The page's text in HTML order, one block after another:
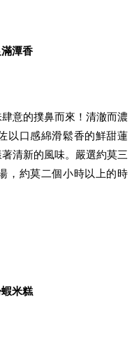
潭香
意的撲鼻而來！清澈而濃
以口感綿滑鬆香的鮮甜蓮
清新的風味。嚴選約莫三
，約莫二個小時以上的時
米糕